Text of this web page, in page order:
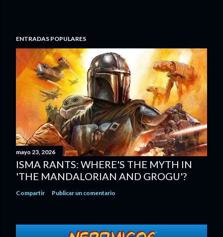
ENTRADAS POPULARES
mayo 23, 2026
ISMA RANTS: WHERE'S THE MYTH IN
'THE MANDALORIAN AND GROGU'?
Compartir Publicar un comentario